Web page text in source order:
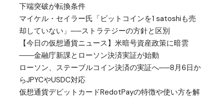
下端突破が転換条件
マイケル・セイラー氏「ビットコインを1 satoshiも売
却していない」──ストラテジーの方針と区別
【今日の仮想通貨ニュース】米暗号資産政策に暗雲
――金融庁新課とローソン決済実証が始動
ローソン、ステーブルコイン決済の実証へ──8月6日か
らJPYCやUSDC対応
仮想通貨デビットカードRedotPayの特徴や使い方を解